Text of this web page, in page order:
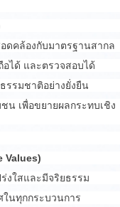
ดคล้องกับมาตรฐานสากล
ได้ และตรวจสอบได้
รรมชาติอย่างยั่งยืน
น เพื่อขยายผลกระทบเชิง
Values)
งใสและมีจริยธรรม
ในทุกกระบวนการ